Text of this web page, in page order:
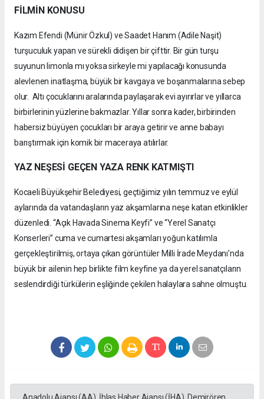
FİLMİN KONUSU
Kazım Efendi (Münir Özkul) ve Saadet Hanım (Adile Naşit)
turşuculuk yapan ve sürekli didişen bir çifttir. Bir gün turşu
suyunun limonla mı yoksa sirkeyle mi yapılacağı konusunda
alevlenen inatlaşma, büyük bir kavgaya ve boşanmalarına sebep
olur. Altı çocuklarını aralarında paylaşarak evi ayırırlar ve yıllarca
birbirlerinin yüzlerine bakmazlar. Yıllar sonra kader, birbirinden
habersiz büyüyen çocukları bir araya getirir ve anne babayı
barıştırmak için komik bir maceraya atılırlar.
YAZ NEŞESİ GEÇEN YAZA RENK KATMIŞTI
Kocaeli Büyükşehir Belediyesi, geçtiğimiz yılın temmuz ve eylül
aylarında da vatandaşların yaz akşamlarına neşe katan etkinlikler
düzenledi. “Açık Havada Sinema Keyfi” ve “Yerel Sanatçı
Konserleri” cuma ve cumartesi akşamları yoğun katılımla
gerçekleştirilmiş, ortaya çıkan görüntüler Milli İrade Meydanı’nda
büyük bir ailenin hep birlikte film keyfine ya da yerel sanatçıların
seslendirdiği türkülerin eşliğinde çekilen halaylara sahne olmuştu.